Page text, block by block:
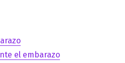
el embarazo